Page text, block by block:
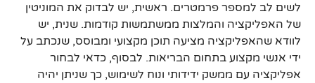
לשים לב למספר פרמטרים. ראשית, יש לבדוק את המוניטין
של האפליקציה והמלצות ממשתמשות קודמות. שנית, יש
לוודא שהאפליקציה מציעה תוכן מקצועי ומבוסס, שנכתב על
ידי אנשי מקצוע בתחום הבריאות. לבסוף, כדאי לבחור
אפליקציה עם ממשק ידידותי ונוח לשימוש, כך שניתן יהיה